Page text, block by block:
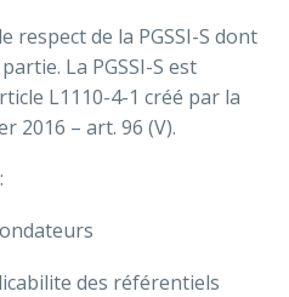
respect de la PGSSI-S dont
La PGSSI-S est
L1110-4-1 créé par la
2016 – art. 96 (V).
des référentiels